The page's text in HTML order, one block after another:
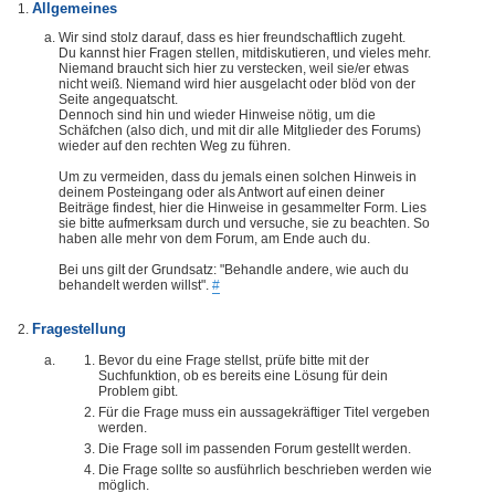
Allgemeines
Wir sind stolz darauf, dass es hier freundschaftlich zugeht.
Du kannst hier Fragen stellen, mitdiskutieren, und vieles mehr.
Niemand braucht sich hier zu verstecken, weil sie/er etwas
nicht weiß. Niemand wird hier ausgelacht oder blöd von der
Seite angequatscht.
Dennoch sind hin und wieder Hinweise nötig, um die
Schäfchen (also dich, und mit dir alle Mitglieder des Forums)
wieder auf den rechten Weg zu führen.
Um zu vermeiden, dass du jemals einen solchen Hinweis in
deinem Posteingang oder als Antwort auf einen deiner
Beiträge findest, hier die Hinweise in gesammelter Form. Lies
sie bitte aufmerksam durch und versuche, sie zu beachten. So
haben alle mehr von dem Forum, am Ende auch du.
Bei uns gilt der Grundsatz: "Behandle andere, wie auch du
behandelt werden willst". #
Fragestellung
Bevor du eine Frage stellst, prüfe bitte mit der
Suchfunktion, ob es bereits eine Lösung für dein
Problem gibt.
Für die Frage muss ein aussagekräftiger Titel vergeben
werden.
Die Frage soll im passenden Forum gestellt werden.
Die Frage sollte so ausführlich beschrieben werden wie
möglich.